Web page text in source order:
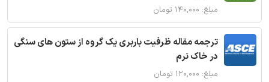
مبلغ: ۱۴۰,۰۰۰ تومان
ترجمه مقاله ظرفیت باربری یک گروه از ستون های سنگی
در خاک نرم
مبلغ: ۱۲۰,۰۰۰ تومان